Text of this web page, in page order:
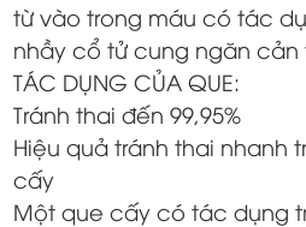
từ vào trong máu có tác
nhầy cổ tử cung ngăn cản
TÁC DỤNG CỦA QUE:
Tránh thai đến 99,95%
Hiệu quả tránh thai nhanh
cấy
Một que cấy có tác dụng